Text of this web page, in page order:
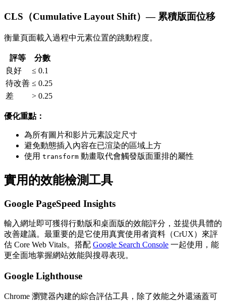
CLS（Cumulative Layout Shift）— 累積版面位移
衡量頁面載入過程中元素位置的跳動程度。
評等
分數
良好
≤ 0.1
待改善 ≤ 0.25
差
> 0.25
優化重點：
為所有圖片和影片元素設定尺寸
避免動態插入內容在已渲染的區域上方
使用 transform 動畫取代會觸發版面重排的屬性
實用的效能檢測工具
Google PageSpeed Insights
輸入網址即可獲得行動版和桌面版的效能評分，並提供具體的
改善建議。最重要的是它使用真實使用者資料（CrUX）來評
估 Core Web Vitals。搭配 Google Search Console 一起使用，能
更全面地掌握網站效能與搜尋表現。
Google Lighthouse
Chrome 瀏覽器內建的綜合評估工具，除了效能之外還涵蓋可